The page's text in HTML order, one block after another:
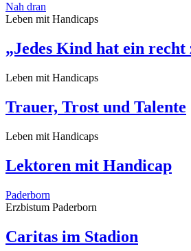
Nah dran
Leben mit Handicaps
„Jedes Kind hat ein recht
Leben mit Handicaps
Trauer, Trost und Talente
Leben mit Handicaps
Lektoren mit Handicap
Paderborn
Erzbistum Paderborn
Caritas im Stadion